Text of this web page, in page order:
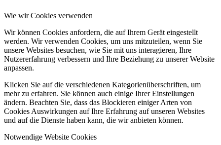
Wie wir Cookies verwenden
Wir können Cookies anfordern, die auf Ihrem Gerät eingestellt
werden. Wir verwenden Cookies, um uns mitzuteilen, wenn Sie
unsere Websites besuchen, wie Sie mit uns interagieren, Ihre
Nutzererfahrung verbessern und Ihre Beziehung zu unserer Website
anpassen.
Klicken Sie auf die verschiedenen Kategorienüberschriften, um
mehr zu erfahren. Sie können auch einige Ihrer Einstellungen
ändern. Beachten Sie, dass das Blockieren einiger Arten von
Cookies Auswirkungen auf Ihre Erfahrung auf unseren Websites
und auf die Dienste haben kann, die wir anbieten können.
Notwendige Website Cookies